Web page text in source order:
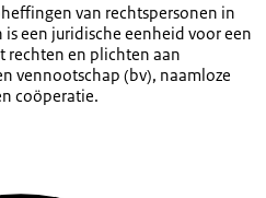
van rechtspersonen in
een juridische eenheid voor een
rechten en plichten aan
vennootschap (bv), naamloze
coöperatie.